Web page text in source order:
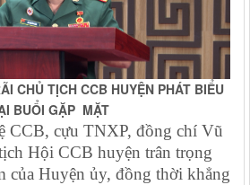
CHỦ TỊCH CCB HUYỆN PHÁT BIỂU
BUỔI GẶP MẶT
CCB, cựu TNXP, đồng chí Vũ
Hội CCB huyện trân trọng
của Huyện ủy, đồng thời khẳng